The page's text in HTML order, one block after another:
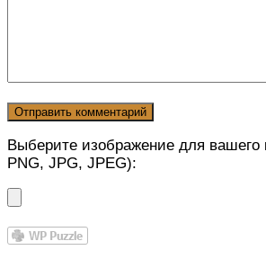
Выберите изображение для вашего
PNG, JPG, JPEG):